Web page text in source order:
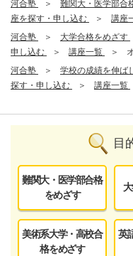
河合塾
難関大・医学部合
座を探す・申し込む
講座
河合塾
大学合格をめざす
申し込む
講座一覧
河合塾
学校の成績を伸ば
探す・申し込む
講座一覧
目
難関大・医学部合格
をめざす
美術系大学・高校合
格をめざす
英